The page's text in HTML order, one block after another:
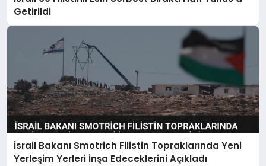
YAŞAM
Getirildi
İsrail Bakanı Smotrich Filistin Topraklarında Yeni
Yerleşim Yerleri İnşa Edeceklerini Açıkladı